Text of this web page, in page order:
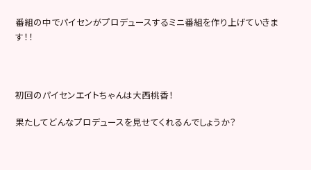
番組の中でパイセンがプロデュースするミニ番組を作り上げていきま
す！！
初回のパイセンエイトちゃんは大西桃香！
果たしてどんなプロデュースを見せてくれるんでしょうか？